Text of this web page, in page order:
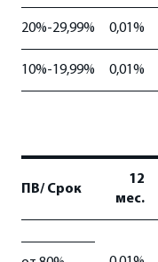
20%-29,99% 0,01%
10%-19,99% 0,01%
ПВ/ Срок
12
мес.